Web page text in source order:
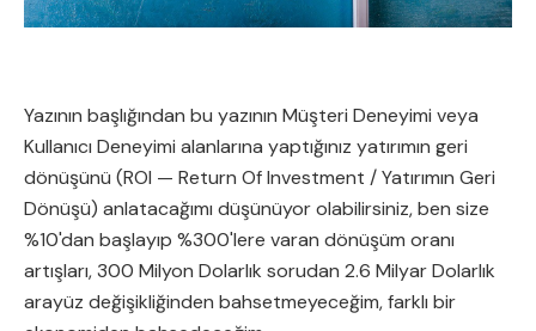
Yazının başlığından bu yazının Müşteri Deneyimi veya
Kullanıcı Deneyimi alanlarına yaptığınız yatırımın geri
dönüşünü (ROI — Return Of Investment / Yatırımın Geri
Dönüşü) anlatacağımı düşünüyor olabilirsiniz, ben size
%10'dan başlayıp %300'lere varan dönüşüm oranı
artışları, 300 Milyon Dolarlık sorudan 2.6 Milyar Dolarlık
arayüz değişikliğinden bahsetmeyeceğim, farklı bir